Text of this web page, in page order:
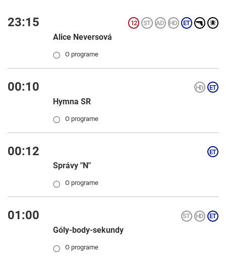
23:15
Alice Neversová
◯ O programe
00:10
Hymna SR
◯ O programe
00:12
Správy "N"
◯ O programe
01:00
Góly-body-sekundy
◯ O programe